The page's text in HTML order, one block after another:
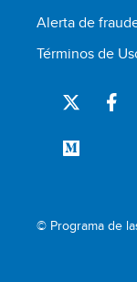
Alerta de
Términos de
© Programa de